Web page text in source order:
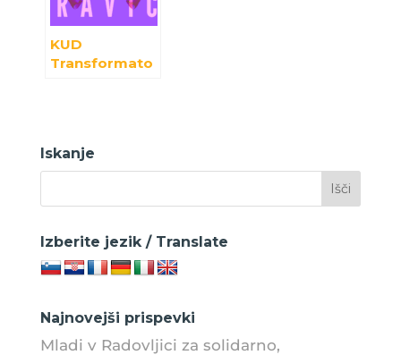
KUD
Transformato
reproduktivne
pravice
Iskanje
Izberite jezik / Translate
Najnovejši prispevki
Mladi v Radovljici za solidarno,